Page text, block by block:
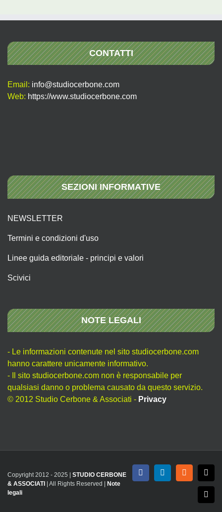
CONTATTI
Email: info@studiocerbone.com
Web: https://www.studiocerbone.com
SEZIONI INFORMATIVE
NEWSLETTER
Termini e condizioni d'uso
Linee guida editoriale - principi e valori
Scivici
NOTE LEGALI
- Le informazioni contenute nel sito studiocerbone.com
hanno carattere unicamente informativo.
- Il sito studiocerbone.com non è responsabile per
qualsiasi danno o problema causato da questo servizio.
© 2012 Studio Cerbone & Associati - Privacy
Copyright 2012 - 2025 | STUDIO CERBONE
& ASSOCIATI
| All Rights Reserved |
Note
legali
FacebookLinkedInRss X